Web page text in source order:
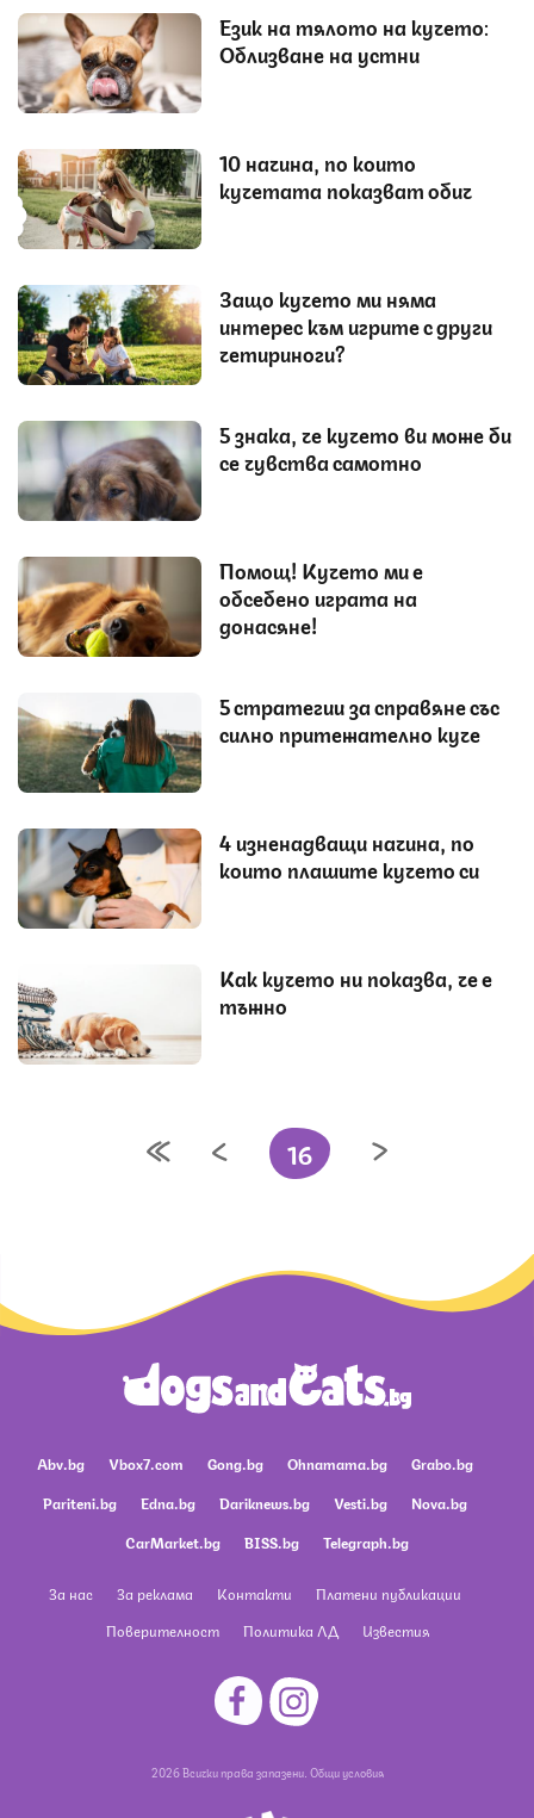
Език на тялото на кучето:
Облизване на устни
10 начина, по които
кучетата показват обич
Защо кучето ми няма
интерес към игрите с други
четириноги?
5 знака, че кучето ви може би
се чувства самотно
Помощ! Кучето ми е
обсебено играта на
донасяне!
5 стратегии за справяне със
силно притежателно куче
4 изненадващи начина, по
които плашите кучето си
Как кучето ни показва, че е
тъжно
16
Abv.bg Vbox7.com Gong.bg Ohnamama.bg
Grabo.bg
Pariteni.bg
Edna.bg Dariknews.bg Vesti.bg
Nova.bg
CarMarket.bg
BISS.bg Telegraph.bg
За нас За реклама Контакти
Платени публикации
Поверителност
Политика ЛД Известия
2026 Всички права запазени. Общи условия